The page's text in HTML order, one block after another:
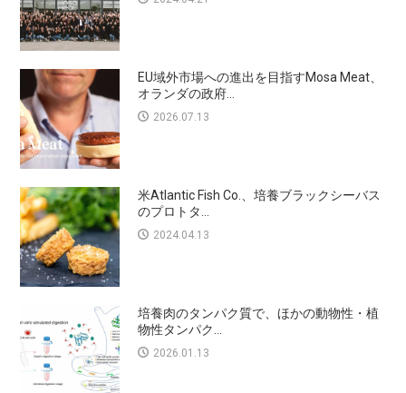
EU域外市場への進出を目指すMosa Meat、
オランダの政府...
2026.07.13
米Atlantic Fish Co.、培養ブラックシーバス
のプロトタ...
2024.04.13
培養肉のタンパク質で、ほかの動物性・植
物性タンパク...
2026.01.13